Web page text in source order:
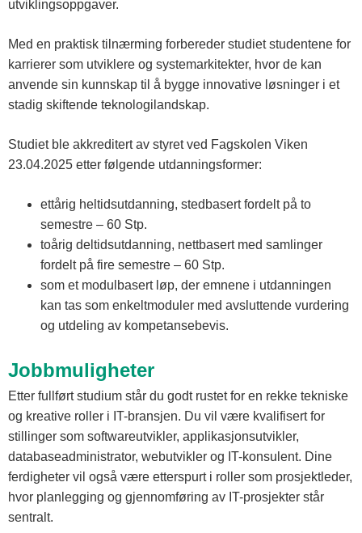
utviklingsoppgaver.
Med en praktisk tilnærming forbereder studiet studentene for
karrierer som utviklere og systemarkitekter, hvor de kan
anvende sin kunnskap til å bygge innovative løsninger i et
stadig skiftende teknologilandskap.
Studiet ble akkreditert av styret ved Fagskolen Viken
23.04.2025 etter følgende utdanningsformer:
ettårig heltidsutdanning, stedbasert fordelt på to
semestre – 60 Stp.
toårig deltidsutdanning, nettbasert med samlinger
fordelt på fire semestre – 60 Stp.
som et modulbasert løp, der emnene i utdanningen
kan tas som enkeltmoduler med avsluttende vurdering
og utdeling av kompetansebevis.
Jobbmuligheter
Etter fullført studium står du godt rustet for en rekke tekniske
og kreative roller i IT-bransjen. Du vil være kvalifisert for
stillinger som softwareutvikler, applikasjonsutvikler,
databaseadministrator, webutvikler og IT-konsulent. Dine
ferdigheter vil også være etterspurt i roller som prosjektleder,
hvor planlegging og gjennomføring av IT-prosjekter står
sentralt.